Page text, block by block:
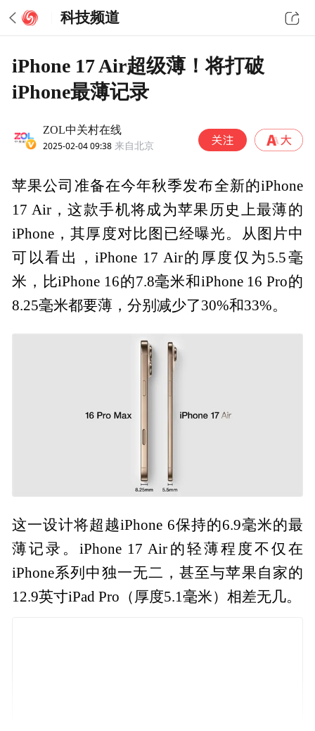
科技频道
iPhone 17 Air超级薄！将打破
iPhone最薄记录
ZOL中关村在线
2025-02-04 09:38 来自北京
苹果公司准备在今年秋季发布全新的iPhone
17 Air，这款手机将成为苹果历史上最薄的
iPhone，其厚度对比图已经曝光。从图片中
可以看出，iPhone 17 Air的厚度仅为5.5毫
米，比iPhone 16的7.8毫米和iPhone 16 Pro的
8.25毫米都要薄，分别减少了30%和33%。
这一设计将超越iPhone 6保持的6.9毫米的最
薄记录。iPhone 17 Air的轻薄程度不仅在
iPhone系列中独一无二，甚至与苹果自家的
12.9英寸iPad Pro（厚度5.1毫米）相差无几。